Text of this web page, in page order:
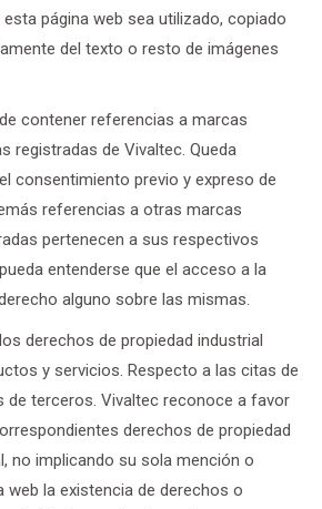
página web sea utilizado, copiado
del texto o resto de imágenes
contener referencias a marcas
registradas de Vivaltec. Queda
consentimiento previo y expreso de
referencias a otras marcas
pertenecen a sus respectivos
entenderse que el acceso a la
alguno sobre las mismas.
derechos de propiedad industrial
y servicios. Respecto a las citas de
de terceros. Vivaltec reconoce a favor
derechos de propiedad
no implicando su sola mención o
web la existencia de derechos o